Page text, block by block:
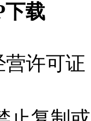
下载
营许可